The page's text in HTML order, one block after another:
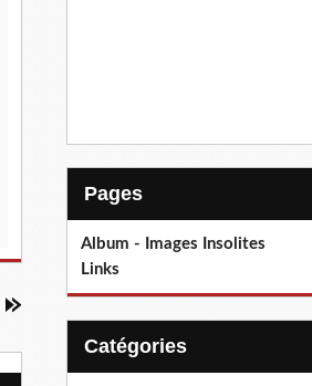
Pages
Album - Images Insolites
Links
Catégories